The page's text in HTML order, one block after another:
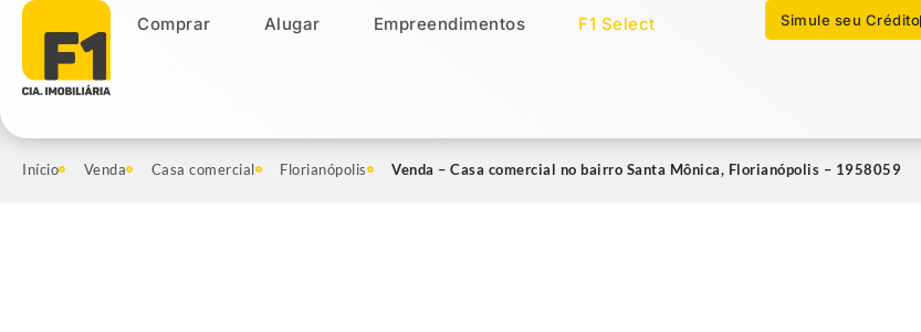
Comprar Alugar Empreendimentos F1 Select Simule seu Crédito
Comprar Alugar Empreendimentos Imóveis Select
Chamar no WhatsApp
Início Venda Casa comercial Florianópolis Venda – Casa comercial no bairro Santa Mônica, Florianópolis – 1958059